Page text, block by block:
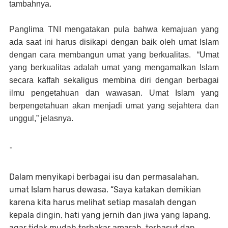
tambahnya.
Panglima TNI mengatakan pula bahwa kemajuan yang
ada saat ini harus disikapi dengan baik oleh umat Islam
dengan cara membangun umat yang berkualitas. “Umat
yang berkualitas adalah umat yang mengamalkan Islam
secara kaffah sekaligus membina diri dengan berbagai
ilmu pengetahuan dan wawasan. Umat Islam yang
berpengetahuan akan menjadi umat yang sejahtera dan
unggul,” jelasnya.
-
Dalam menyikapi berbagai isu dan permasalahan,
umat Islam harus dewasa. “Saya katakan demikian
karena kita harus melihat setiap masalah dengan
kepala dingin, hati yang jernih dan jiwa yang lapang,